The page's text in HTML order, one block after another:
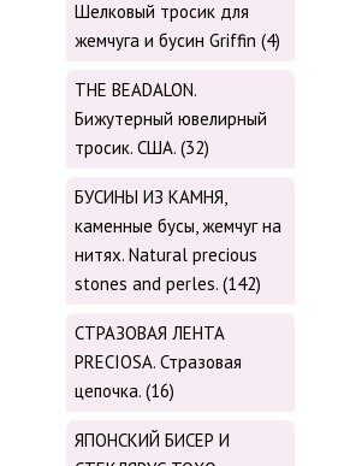
Шелковый тросик для
жемчуга и бусин Griffin (4)
THE BEADALON.
Бижутерный ювелирный
тросик. США. (32)
БУСИНЫ ИЗ КАМНЯ,
каменные бусы, жемчуг на
нитях. Natural precious
stones and perles. (142)
СТРАЗОВАЯ ЛЕНТА
PRECIOSA. Стразовая
цепочка. (16)
ЯПОНСКИЙ БИСЕР И